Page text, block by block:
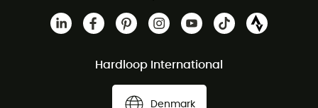
Hardloop International
Denmark